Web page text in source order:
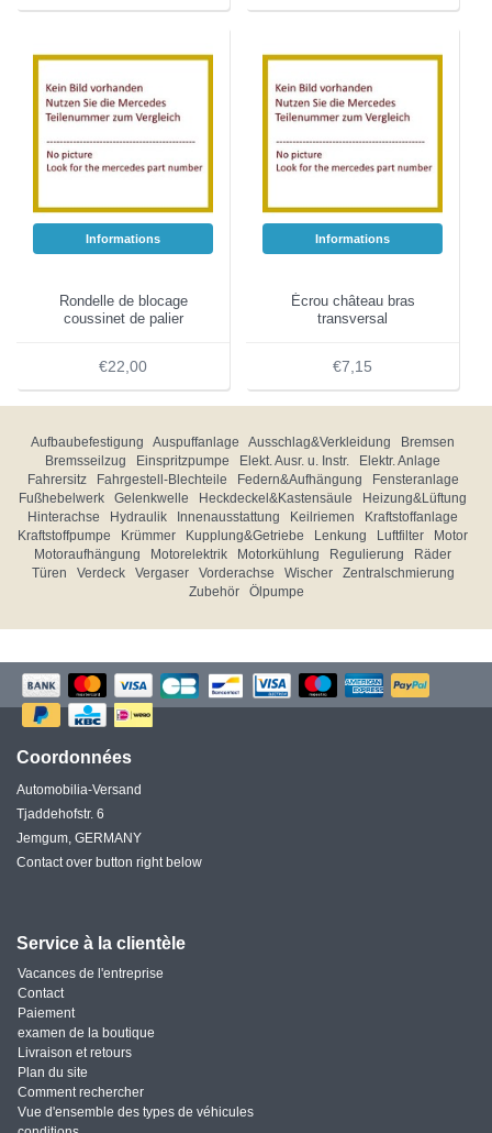
Informations
Rondelle de blocage
coussinet de palier
€22,00
Informations
Écrou château bras
transversal
€7,15
Aufbaubefestigung Auspuffanlage Ausschlag&Verkleidung
Bremsen
Bremsseilzug
Einspritzpumpe Elekt. Ausr. u. Instr.
Elektr. Anlage
Fahrersitz
Fahrgestell-Blechteile Federn&Aufhängung
Fensteranlage
Fußhebelwerk
Gelenkwelle Heckdeckel&Kastensäule
Heizung&Lüftung
Hinterachse
Hydraulik Innenausstattung Keilriemen
Kraftstoffanlage
Kraftstoffpumpe
Krümmer Kupplung&Getriebe Lenkung Luftfilter
Motor
Motoraufhängung
Motorelektrik Motorkühlung Regulierung
Räder
Türen
Verdeck Vergaser Vorderachse Wischer
Zentralschmierung
Zubehör
Ölpumpe
Coordonnées
Automobilia-Versand
Tjaddehofstr. 6
Jemgum, GERMANY
Contact over button right below
Service à la clientèle
Vacances de l'entreprise
Contact
Paiement
examen de la boutique
Livraison et retours
Plan du site
Comment rechercher
Vue d'ensemble des types de véhicules